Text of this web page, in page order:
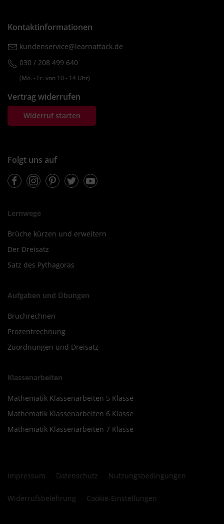
Kontaktinformationen
kundenservice@learnattack.de
030 / 208 499 640
(Mo. ‐ Fr. von 10 ‐ 14 Uhr)
Vertrag widerrufen
Widerruf starten
Folgt uns auf
FacebookInstagramPinterestTwitterYoutube
Lernwege
Brüche kürzen und erweitern
Der Dreisatz
Satz des Pythagoras
Aufgaben und Übungen
Bruchrechnen
Prozentrechnung
Zuordnungen und Dreisatz
Klassenarbeiten
Mathematik Klassenarbeiten 5 Klasse
Mathematik Klassenarbeiten 6 Klasse
Mathematik Klassenarbeiten 7 Klasse
Impressum Datenschutz Nutzungsbedingungen
Widerrufsbelehrung Cookie-Einstellungen